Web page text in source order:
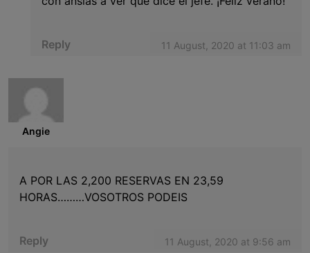
11 August, 2020 at 11:03 am
Reply
Angie
11 August, 2020 at 9:56 am
A POR LAS 2,200 RESERVAS EN 23,59
HORAS………VOSOTROS PODEIS
Reply